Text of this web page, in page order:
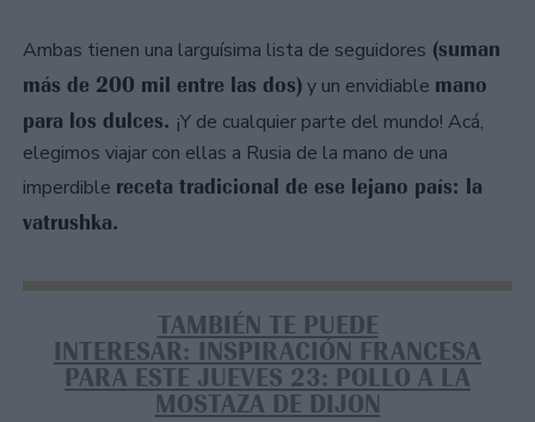
Ambas tienen una larguísima lista de seguidores (suman
más de 200 mil entre las dos)y un envidiable mano
para los dulces. ¡Y de cualquier parte del mundo! Acá,
elegimos viajar con ellas a Rusia de la mano de una
imperdible receta tradicional de ese lejano país: la
vatrushka.
TAMBIÉN TE PUEDE
INTERESAR: INSPIRACIÓN FRANCESA
PARA ESTE JUEVES 23: POLLO A LA
MOSTAZA DE DIJON